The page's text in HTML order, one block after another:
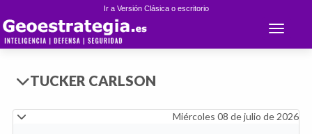
Ir a Versión Clásica o escritorio
Toggle
TUCKER CARLSON
Miércoles 08 de julio de 2026